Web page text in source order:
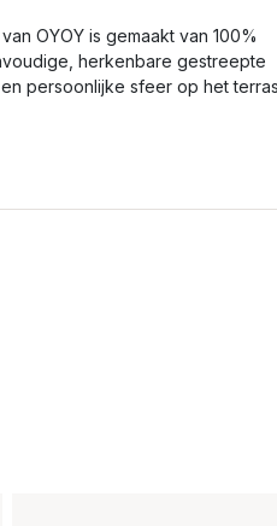
OYOY is gemaakt van 100%
herkenbare gestreepte
persoonlijke sfeer op het